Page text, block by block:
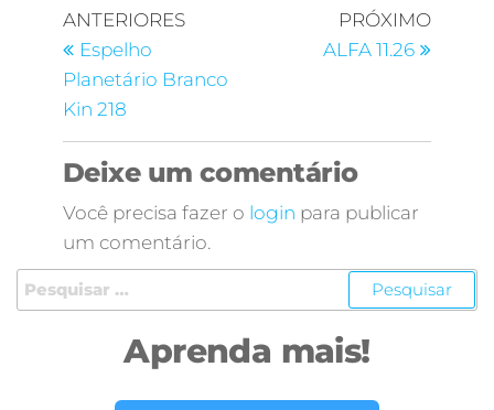
ANTERIORES
Espelho
Planetário Branco
Kin 218
PRÓXIMO
ALFA 11.26
Deixe um comentário
Você precisa fazer o login para publicar
um comentário.
Aprenda mais!